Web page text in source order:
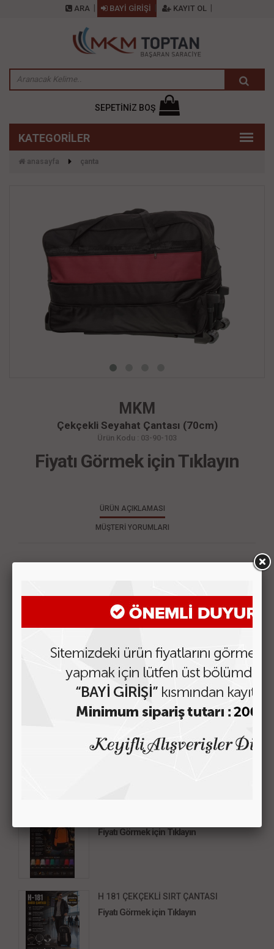
ARA BAYİ GİRİŞİ KAYIT OL
SEPETİNİZ BOŞ
anasayfa çanta
MKM
Çekçekli Seyahat Çantası (70cm)
Ürün Kodu : 03-90-103
Fiyatı Görmek için Tıklayın
ÜRÜN AÇIKLAMASI
MÜŞTERİ YORUMLARI
BENZER ÜRÜNLER
C-09 ÇOCUK SIRT ÇANTASI
Fiyatı Görmek için Tıklayın
C-08 ÇOCUK SIRT ÇANTASI
Fiyatı Görmek için Tıklayın
Fiyatı Görmek için Tıklayın
H 181 ÇEKÇEKLİ SIRT ÇANTASI
Fiyatı Görmek için Tıklayın